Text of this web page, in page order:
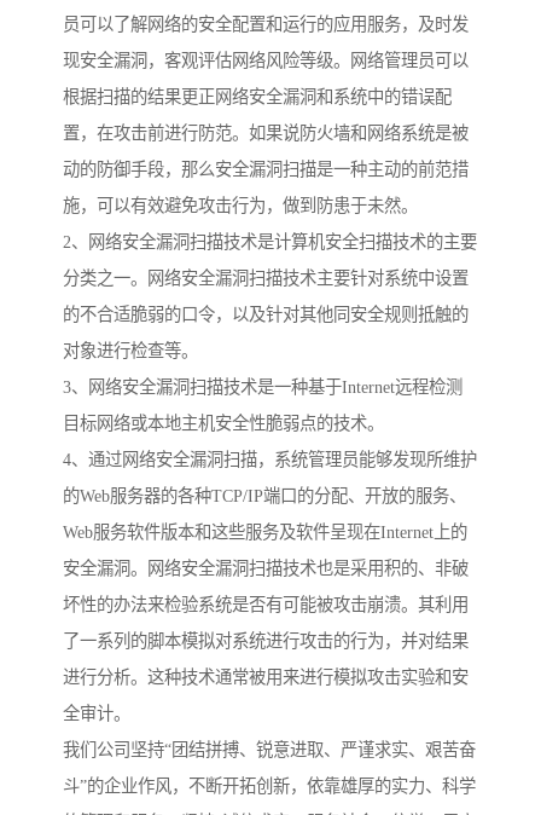
员可以了解网络的安全配置和运行的应用服务，及时发
现安全漏洞，客观评估网络风险等级。网络管理员可以
根据扫描的结果更正网络安全漏洞和系统中的错误配
置，在攻击前进行防范。如果说防火墙和网络系统是被
动的防御手段，那么安全漏洞扫描是一种主动的前范措
施，可以有效避免攻击行为，做到防患于未然。
2、网络安全漏洞扫描技术是计算机安全扫描技术的主要
分类之一。网络安全漏洞扫描技术主要针对系统中设置
的不合适脆弱的口令，以及针对其他同安全规则抵触的
对象进行检查等。
3、网络安全漏洞扫描技术是一种基于Internet远程检测
目标网络或本地主机安全性脆弱点的技术。
4、通过网络安全漏洞扫描，系统管理员能够发现所维护
的Web服务器的各种TCP/IP端口的分配、开放的服务、
Web服务软件版本和这些服务及软件呈现在Internet上的
安全漏洞。网络安全漏洞扫描技术也是采用积的、非破
坏性的办法来检验系统是否有可能被攻击崩溃。其利用
了一系列的脚本模拟对系统进行攻击的行为，并对结果
进行分析。这种技术通常被用来进行模拟攻击实验和安
全审计。
我们公司坚持“团结拼搏、锐意进取、严谨求实、艰苦奋
斗”的企业作风，不断开拓创新，依靠雄厚的实力、科学